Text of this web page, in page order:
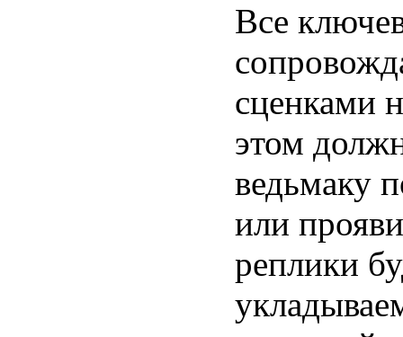
Все
сценками
этом
ведьмаку
или
реплики